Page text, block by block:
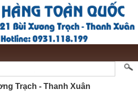
Trạch - Thanh Xuân